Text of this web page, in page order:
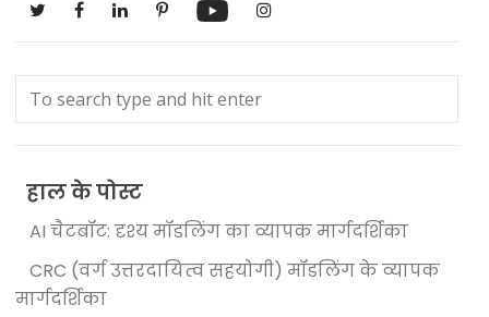
हाल के पोस्ट
AI चैटबॉट: दृश्य मॉडलिंग का व्यापक मार्गदर्शिका
CRC (वर्ग उत्तरदायित्व सहयोगी) मॉडलिंग के व्यापक
मार्गदर्शिका